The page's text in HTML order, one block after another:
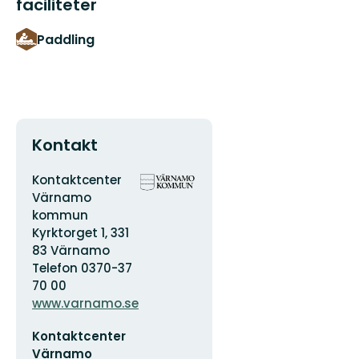
faciliteter
Paddling
Kontakt
Adress
Kontaktcenter
Värnamo
kommun
Kyrktorget 1, 331
83 Värnamo
Telefon 0370-37
70 00
www.varnamo.se
postadress
Kontaktcenter
Värnamo
Organisationens
logotyp